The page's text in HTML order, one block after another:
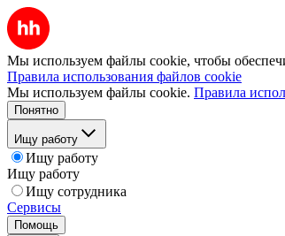
Мы используем файлы cookie, чтобы
Правила использования файлов cookie
Мы используем файлы cookie. Правила
Понятно
Ищу работу
Ищу работу
Ищу работу
Ищу сотрудника
Сервисы
Помощь